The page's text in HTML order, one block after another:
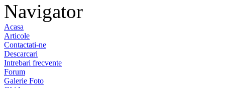
Navigator
Acasa
Articole
Contactati-ne
Descarcari
Intrebari frecvente
Forum
Galerie Foto